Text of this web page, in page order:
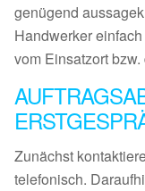
genügend
Handwerker
vom Einsatzort
Zunächst
telefonisch.